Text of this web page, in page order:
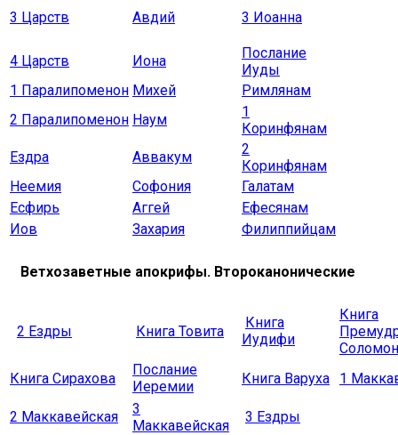
3 Царств Авдий 3 Иоанна
4 Царств Иона
Послание
Иуды
1 Паралипоменон Михей
Римлянам
2 Паралипоменон Наум
1
Коринфянам
Ездра
Аввакум
2
Коринфянам
Неемия
Софония
Галатам
Есфирь
Аггей
Ефесянам
Иов
Захария Филиппийцам
Ветхозаветные апокрифы. Второканонические
2 Ездры Книга Товита
Книга
Иудифи
Книга
Книга Сирахова
Послание
Иеремии
Книга Варуха 1
2 Маккавейская
3
Маккавейская
3 Ездры